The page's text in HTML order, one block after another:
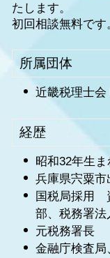
たします。
初回相談無料です
所属団体
近畿税理士会
経歴
昭和32年生ま
兵庫県宍粟市
国税局採用
部、税務署法
元税務署長
金融庁検査局